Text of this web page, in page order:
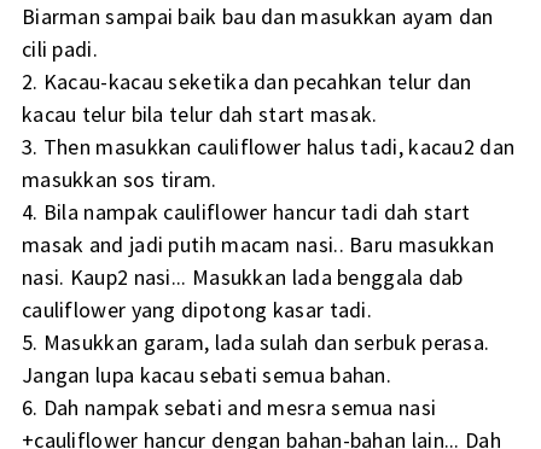
Biarman sampai baik bau dan masukkan ayam dan
cili padi.
2. Kacau-kacau seketika dan pecahkan telur dan
kacau telur bila telur dah start masak.
3. Then masukkan cauliflower halus tadi, kacau2 dan
masukkan sos tiram.
4. Bila nampak cauliflower hancur tadi dah start
masak and jadi putih macam nasi.. Baru masukkan
nasi. Kaup2 nasi... Masukkan lada benggala dab
cauliflower yang dipotong kasar tadi.
5. Masukkan garam, lada sulah dan serbuk perasa.
Jangan lupa kacau sebati semua bahan.
6. Dah nampak sebati and mesra semua nasi
+cauliflower hancur dengan bahan-bahan lain... Dah